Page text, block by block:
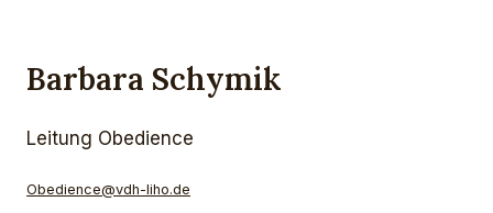
Barbara Schymik
Leitung Obedience
Obedience@vdh-liho.de